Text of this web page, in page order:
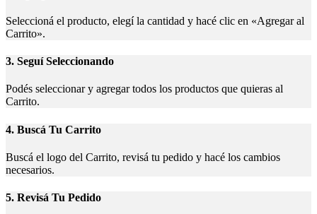
Seleccioná el producto, elegí la cantidad y hacé clic en «Agregar al
Carrito».
3. Seguí Seleccionando
Podés seleccionar y agregar todos los productos que quieras al
Carrito.
4. Buscá Tu Carrito
Buscá el logo del Carrito, revisá tu pedido y hacé los cambios
necesarios.
5. Revisá Tu Pedido